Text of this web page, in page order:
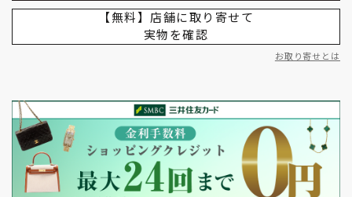
【無料】店舗に取り寄せて
実物を確認
お取り寄せとは